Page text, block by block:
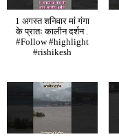
1 अगस्त शनिवार मां गंगा
के प्रातः कालीन दर्शन .
#Follow #highlight
#rishikesh